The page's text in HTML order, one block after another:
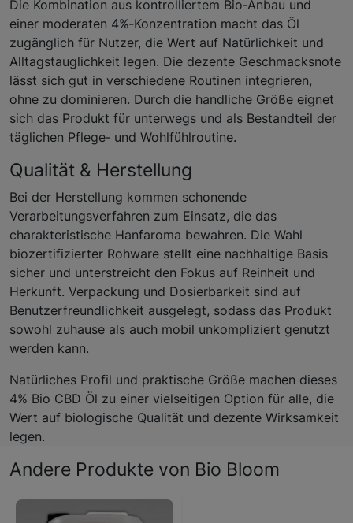
Die Kombination aus kontrolliertem Bio‑Anbau und
einer moderaten 4%‑Konzentration macht das Öl
zugänglich für Nutzer, die Wert auf Natürlichkeit und
Alltagstauglichkeit legen. Die dezente Geschmacksnote
lässt sich gut in verschiedene Routinen integrieren,
ohne zu dominieren. Durch die handliche Größe eignet
sich das Produkt für unterwegs und als Bestandteil der
täglichen Pflege‑ und Wohlfühlroutine.
Qualität & Herstellung
Bei der Herstellung kommen schonende
Verarbeitungsverfahren zum Einsatz, die das
charakteristische Hanfaroma bewahren. Die Wahl
biozertifizierter Rohware stellt eine nachhaltige Basis
sicher und unterstreicht den Fokus auf Reinheit und
Herkunft. Verpackung und Dosierbarkeit sind auf
Benutzerfreundlichkeit ausgelegt, sodass das Produkt
sowohl zuhause als auch mobil unkompliziert genutzt
werden kann.
Natürliches Profil und praktische Größe machen dieses
4% Bio CBD Öl zu einer vielseitigen Option für alle, die
Wert auf biologische Qualität und dezente Wirksamkeit
legen.
Andere Produkte von Bio Bloom